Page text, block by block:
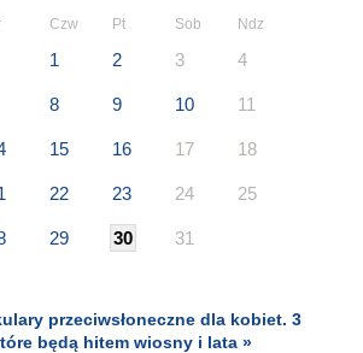
Czw Pt Sob Ndz
1 2 3 4
8 9 10 11
15 16 17 18
22 23 24 25
29 30 31
przeciwsłoneczne dla kobiet. 3
będą hitem wiosny i lata »